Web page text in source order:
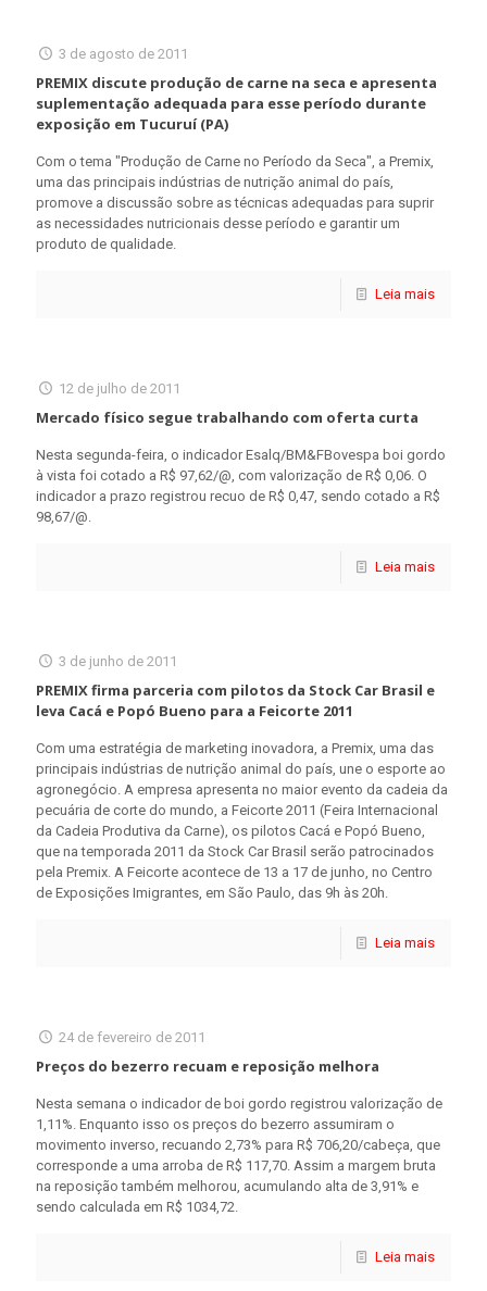
3 de agosto de 2011
PREMIX discute produção de carne na seca e apresenta
suplementação adequada para esse período durante
exposição em Tucuruí (PA)
Com o tema "Produção de Carne no Período da Seca", a Premix,
uma das principais indústrias de nutrição animal do país,
promove a discussão sobre as técnicas adequadas para suprir
as necessidades nutricionais desse período e garantir um
produto de qualidade.
Leia mais
12 de julho de 2011
Mercado físico segue trabalhando com oferta curta
Nesta segunda-feira, o indicador Esalq/BM&FBovespa boi gordo
à vista foi cotado a R$ 97,62/@, com valorização de R$ 0,06. O
indicador a prazo registrou recuo de R$ 0,47, sendo cotado a R$
98,67/@.
Leia mais
3 de junho de 2011
PREMIX firma parceria com pilotos da Stock Car Brasil e
leva Cacá e Popó Bueno para a Feicorte 2011
Com uma estratégia de marketing inovadora, a Premix, uma das
principais indústrias de nutrição animal do país, une o esporte ao
agronegócio. A empresa apresenta no maior evento da cadeia da
pecuária de corte do mundo, a Feicorte 2011 (Feira Internacional
da Cadeia Produtiva da Carne), os pilotos Cacá e Popó Bueno,
que na temporada 2011 da Stock Car Brasil serão patrocinados
pela Premix. A Feicorte acontece de 13 a 17 de junho, no Centro
de Exposições Imigrantes, em São Paulo, das 9h às 20h.
Leia mais
24 de fevereiro de 2011
Preços do bezerro recuam e reposição melhora
Nesta semana o indicador de boi gordo registrou valorização de
1,11%. Enquanto isso os preços do bezerro assumiram o
movimento inverso, recuando 2,73% para R$ 706,20/cabeça, que
corresponde a uma arroba de R$ 117,70. Assim a margem bruta
na reposição também melhorou, acumulando alta de 3,91% e
sendo calculada em R$ 1034,72.
Leia mais